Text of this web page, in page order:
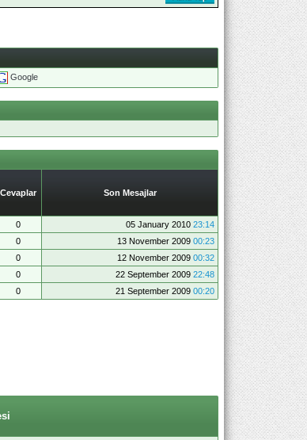
Google
Cevaplar Son Mesajlar
0 05 January 2010 23:14
0 13 November 2009 00:23
0 12 November 2009 00:32
0 22 September 2009 22:48
0 21 September 2009 00:20